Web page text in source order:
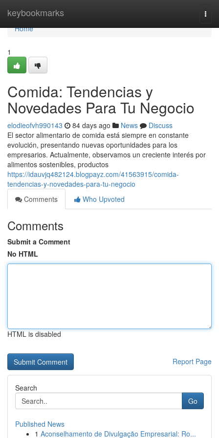
keybookmarks
Home
Home
1
Comida: Tendencias y
Novedades Para Tu Negocio
elodieofvh990143 84 days ago News
Discuss
El sector alimentario de comida está siempre en constante
evolución, presentando nuevas oportunidades para los
empresarios. Actualmente, observamos un creciente interés por
alimentos sostenibles, productos
https://idauvjq482124.blogpayz.com/41563915/comida-
tendencias-y-novedades-para-tu-negocio
Comments
Who Upvoted
Comments
Submit a Comment
No HTML
HTML is disabled
Report Page
Search
Go
Published News
1 Aconselhamento de Divulgação Empresarial: Ro...